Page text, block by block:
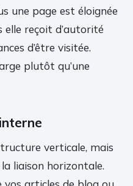
une page est éloignée
elle reçoit d’autorité
d’être visitée.
plutôt qu’une
verticale, mais
liaison horizontale.